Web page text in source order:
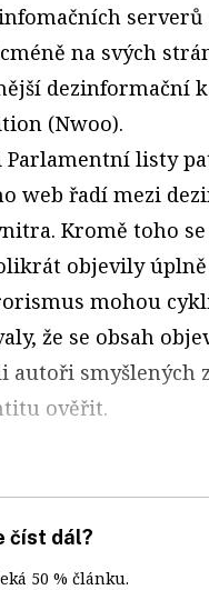
serverů
na svých
dezinformační
(Nwoo).
Parlamentní listy
web řadí mezi
Kromě toho se
objevily úplně
mohou
že se obsah
autoři smyšlených
ověřit.
číst dál?
50 % článku.